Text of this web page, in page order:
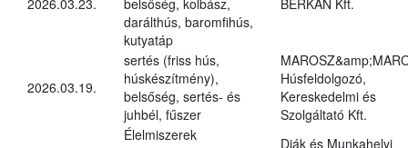
darálthús, baromfihús,
kutyatáp
2026.03.19.
sertés (friss hús,
húskészítmény),
belsőség, sertés- és
juhbél, fűszer
Húsfeldolgozó,
Kereskedelmi és
Szolgáltató Kft.
Élelmiszerek
Diák és Munkahelyi